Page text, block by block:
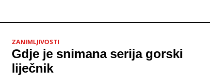
ZANIMLJIVOSTI
Gdje je snimana serija gorski
liječnik